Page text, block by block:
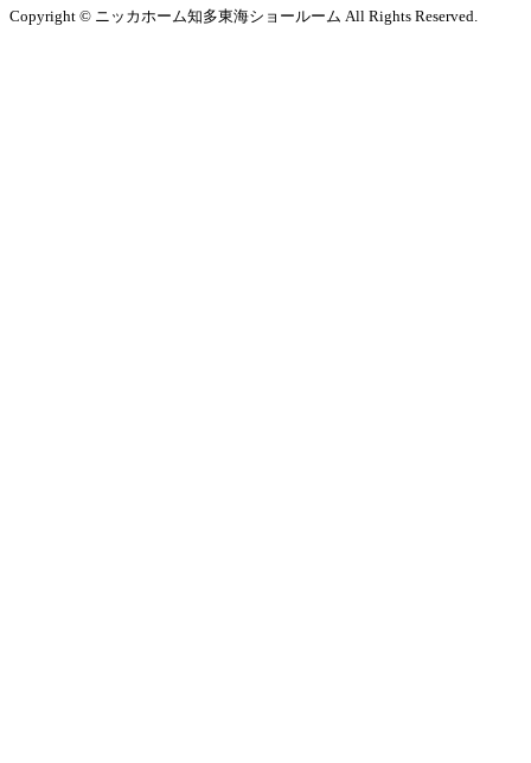
Copyright © ニッカホーム知多東海ショールーム All Rights Reserved.